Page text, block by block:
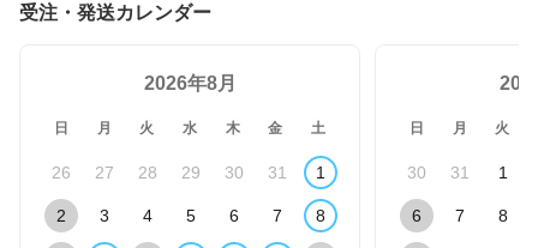
受注・発送カレンダー
2026年8月
日 月 火 水 木 金 土
26 27 28 29 30 31 1
2 3 4 5 6 7 8
日 月 火
30 31 1
6 7 8